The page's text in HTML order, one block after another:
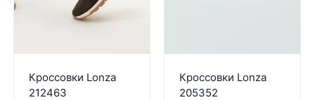
Кроссовки Lonza
212463
Кроссовки Lonza
205352